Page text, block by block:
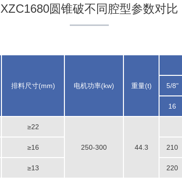
XZC1680圆锥破不同腔型参数对比
排料尺寸(mm) 电机功率(kw) 重量(t) 5/8"
16
≥22
250-300 44.3
≥16 210
≥13 220
陕西省安康市时产
陕西省安康市